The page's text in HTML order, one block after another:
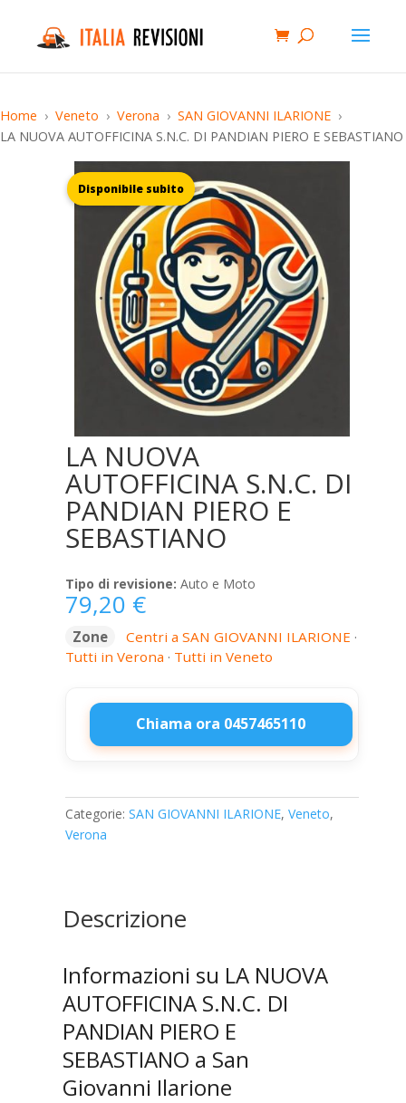
Home Veneto Verona
SAN GIOVANNI ILARIONE
LA NUOVA AUTOFFICINA S.N.C. DI PANDIAN PIERO E SEBASTIANO
LA NUOVA
AUTOFFICINA S.N.C. DI
PANDIAN PIERO E
SEBASTIANO
Tipo di revisione: Auto e Moto
79,20 €
Zone Centri a SAN GIOVANNI ILARIONE ·
Tutti in Verona · Tutti in Veneto
Chiama ora 0457465110
AUTOFFICINA
S.N.C.
DI
SEBASTIANO
Categorie: SAN GIOVANNI ILARIONE, Veneto,
Verona
Descrizione
Informazioni su LA NUOVA
AUTOFFICINA S.N.C. DI
PANDIAN PIERO E
SEBASTIANO a San
Giovanni Ilarione